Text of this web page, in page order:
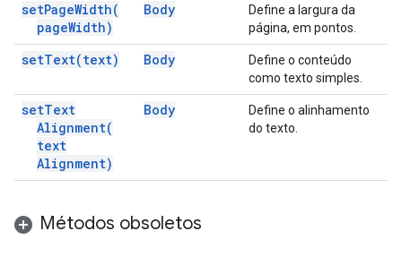
setPageWidth(
pageWidth)
Body
Define a largura da
página, em pontos.
setText(text) Body
Define o conteúdo
como texto simples.
setText
Alignment(
text
Alignment)
Body
Define o alinhamento
do texto.
Métodos obsoletos